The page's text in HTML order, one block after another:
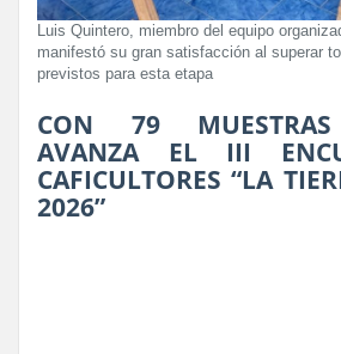
Luis Quintero, miembro del equipo
manifestó su gran satisfacción al superar
previstos para esta etapa
CON 79 MUESTRAS
AVANZA EL III
CAFICULTORES “LA
2026”